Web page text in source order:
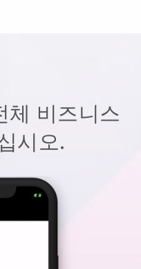
체 비즈니스
시오.